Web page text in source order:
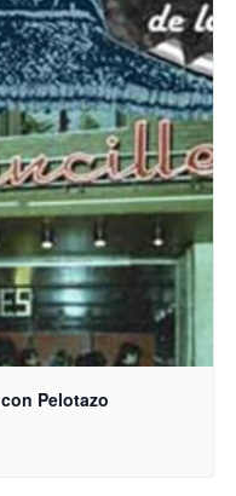
Pelotazo